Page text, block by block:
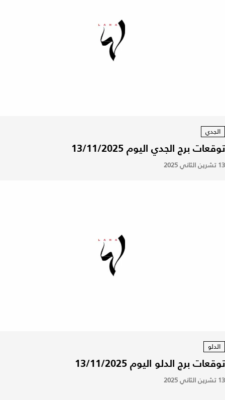
الجدي
توقعات برج الجدي اليوم 13/11/2025
13 تشرين الثاني 2025
الدلو
توقعات برج الدلو اليوم 13/11/2025
13 تشرين الثاني 2025